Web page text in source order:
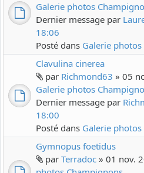
Galerie photos
Dernier message par
18:06
Posté dans Galerie
Clavulina cinerea
par Richmond63 » 05
Galerie photos
Dernier message par
18:00
Posté dans Galerie
Gymnopus foetidus
par Terradoc » 01 nov.